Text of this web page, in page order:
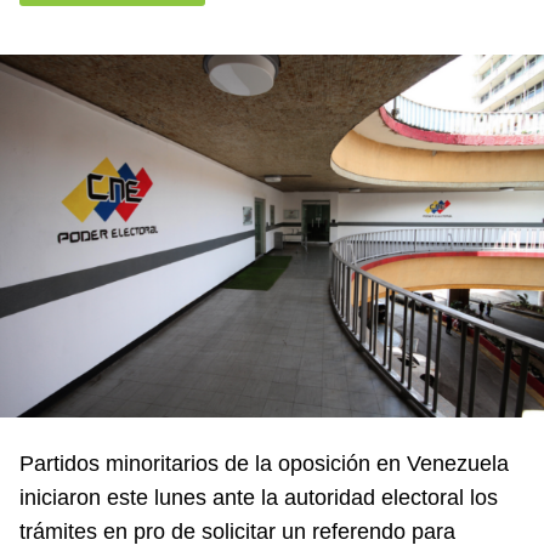
Partidos minoritarios de la oposición en Venezuela
iniciaron este lunes ante la autoridad electoral los
trámites en pro de solicitar un referendo para